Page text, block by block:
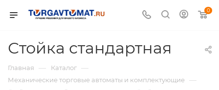
0
Стойка стандартная
Главная — Каталог —
Механические торговые автоматы и комплектующие —